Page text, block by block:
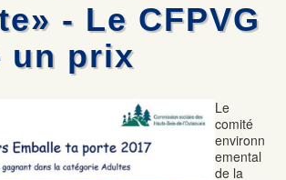
professionnelle dans la Vallée-de-la-Gatineau :
gagnante
service à la clientèle : 100% de chance de
remettent deux certificats honorifiques
de la formation professionnelle: Jérémy Gagnon
le Québec au national
René Ringuette remporte la première place
- Le CFPVG
un prix
Le
comité
environn
emental
de la